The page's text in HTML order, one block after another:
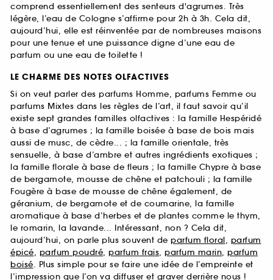
comprend essentiellement des senteurs d'agrumes. Très
légère, l’eau de Cologne s’affirme pour 2h à 3h. Cela dit,
aujourd’hui, elle est réinventée par de nombreuses maisons
pour une tenue et une puissance digne d’une eau de
parfum ou une eau de toilette !
LE CHARME DES NOTES OLFACTIVES
Si on veut parler des parfums Homme, parfums Femme ou
parfums Mixtes dans les règles de l’art, il faut savoir qu’il
existe sept grandes familles olfactives : la famille Hespéridé
à base d’agrumes ; la famille boisée à base de bois mais
aussi de musc, de cèdre... ; la famille orientale, très
sensuelle, à base d’ambre et autres ingrédients exotiques ;
la famille florale à base de fleurs ; la famille Chypre à base
de bergamote, mousse de chêne et patchouli ; la famille
Fougère à base de mousse de chêne également, de
géranium, de bergamote et de coumarine, la famille
aromatique à base d’herbes et de plantes comme le thym,
le romarin, la lavande... Intéressant, non ? Cela dit,
aujourd’hui, on parle plus souvent de parfum floral, parfum
épicé, parfum poudré, parfum frais, parfum marin, parfum
boisé. Plus simple pour se faire une idée de l’empreinte et
l’impression que l’on va diffuser et graver derrière nous !